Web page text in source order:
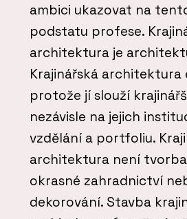
ambici ukazovat na
podstatu profese.
architektura je
Krajinářská architektura
protože jí slouží
nezávisle na jejich
vzdělání a portfoliu.
architektura není
okrasné zahradnictví
dekorování. Stavba